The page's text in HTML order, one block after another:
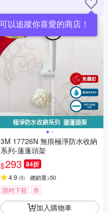
3M 17726N 無痕極淨防水收納
系列-蓮蓬頭架
$293 84折
4.9 (8) 總銷量>50
限時下殺 券
加入購物車